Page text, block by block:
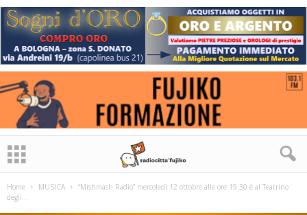
Home MUSICA
“Mishmash Radio” mercoledì 12 ottobre alle ore 19.30 è al Teatrino
degli...